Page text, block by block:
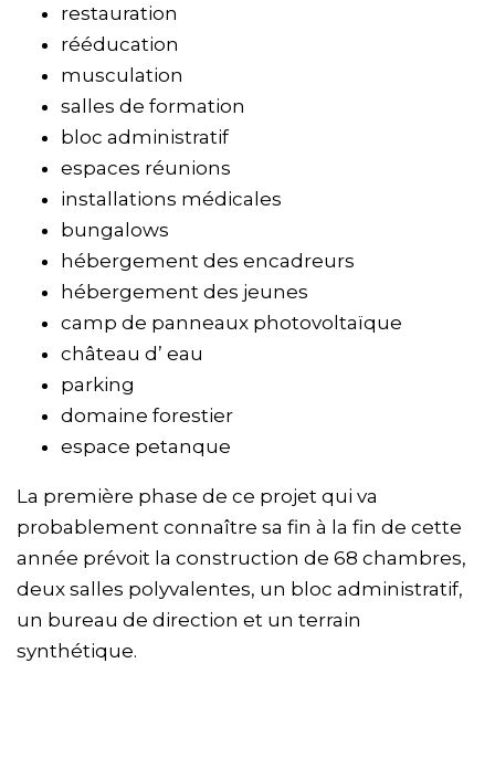
restauration
rééducation
musculation
salles de formation
bloc administratif
espaces réunions
installations médicales
bungalows
hébergement des encadreurs
hébergement des jeunes
camp de panneaux photovoltaïque
château d’ eau
parking
domaine forestier
espace petanque
La première phase de ce projet qui va
probablement connaître sa fin à la fin de cette
année prévoit la construction de 68 chambres,
deux salles polyvalentes, un bloc administratif,
un bureau de direction et un terrain
synthétique.